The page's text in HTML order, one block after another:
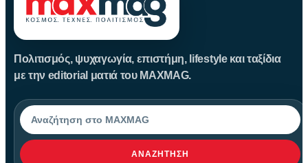
Πολιτισμός, ψυχαγωγία, επιστήμη, lifestyle και ταξίδια
με την editorial ματιά του MAXMAG.
Αναζήτηση
ΑΝΑΖΉΤΗΣΗ